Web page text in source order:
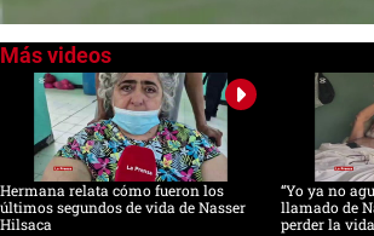
of
seconds
Hermana relata cómo fueron los
últimos segundos de vida de Nasser
Hilsaca
“Yo ya no
llamado de
perder la vida